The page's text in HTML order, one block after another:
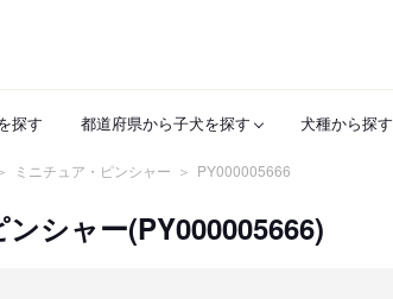
探す 都道府県から子犬を探す 犬種から探す
ミニチュア・ピンシャー PY000005666
シャー(PY000005666)